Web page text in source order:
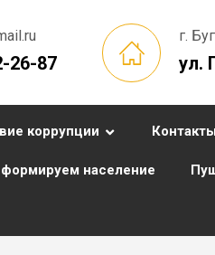
г.
ул.
26-87
коррупции Контакты
население